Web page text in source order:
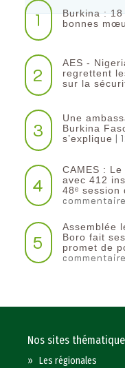
1
Burkina :
bonnes
2
AES -
regrettent
sur la
3
Une
Burkina
s’explique
|
4
CAMES :
avec 412
48ᵉ
5
Assemblée
Boro fait
promet de
Nos sites
»Les régionales